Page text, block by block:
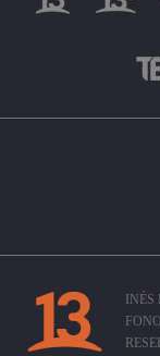
INÉS